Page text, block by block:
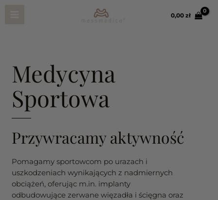
0,00 zł
Medycyna
Sportowa
Przywracamy aktywność
Pomagamy sportowcom po urazach i
uszkodzeniach wynikających z nadmiernych
obciążeń, oferując m.in. implanty
odbudowujące zerwane więzadła i ścięgna oraz